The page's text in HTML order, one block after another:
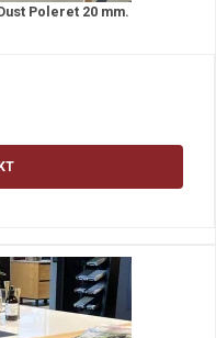
Poleret 20 mm.